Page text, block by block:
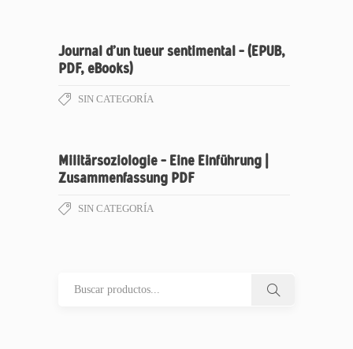
Journal d’un tueur sentimental – (EPUB,
PDF, eBooks)
SIN CATEGORÍA
Militärsoziologie – Eine Einführung |
Zusammenfassung PDF
SIN CATEGORÍA